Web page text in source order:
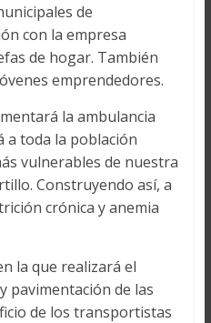
de
con la empresa
de hogar. También
emprendedores.
la ambulancia
a toda la población
vulnerables de nuestra
Construyendo así, a
crónica y anemia
la que realizará el
pavimentación de las
de los transportistas